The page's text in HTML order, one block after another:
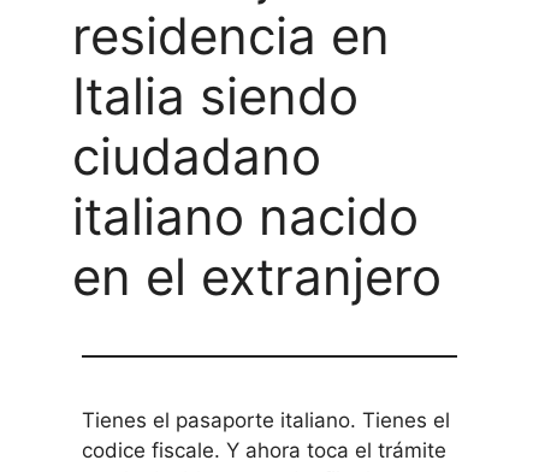
residencia en
Italia siendo
ciudadano
italiano nacido
en el extranjero
Tienes el pasaporte italiano. Tienes el
codice fiscale. Y ahora toca el trámite